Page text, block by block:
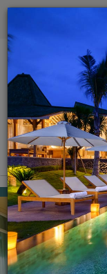
A pie de
playa
View on map
Nai Harn beach
Panel de gestión de